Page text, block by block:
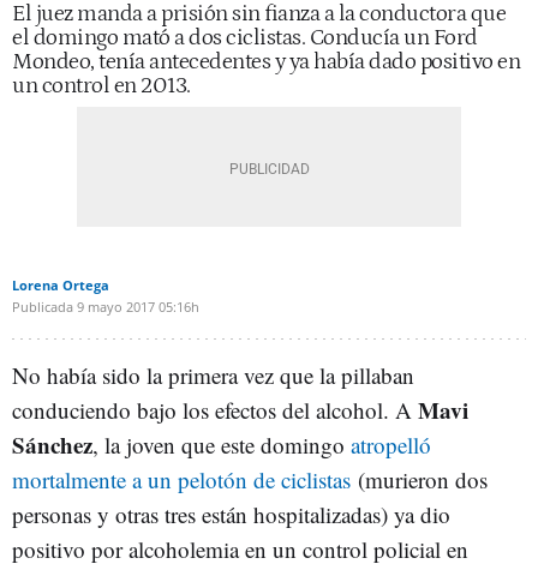
El juez manda a prisión sin fianza a la conductora que
el domingo mató a dos ciclistas. Conducía un Ford
Mondeo, tenía antecedentes y ya había dado positivo en
un control en 2013.
Lorena Ortega
Publicada 9 mayo 2017 05:16h
No había sido la primera vez que la pillaban
conduciendo bajo los efectos del alcohol. A Mavi
Sánchez, la joven que este domingo atropelló
mortalmente a un pelotón de ciclistas (murieron dos
personas y otras tres están hospitalizadas) ya dio
positivo por alcoholemia en un control policial en